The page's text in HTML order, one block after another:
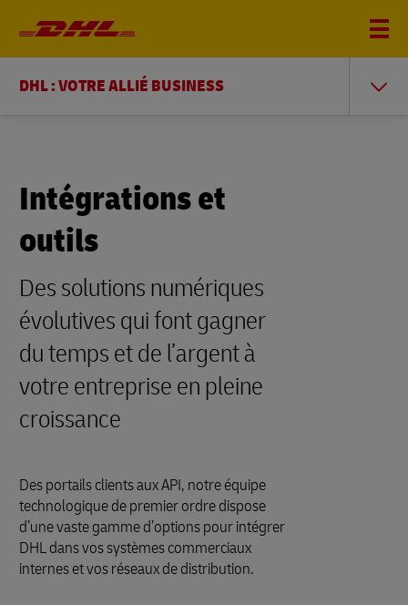
DHL : VOTRE ALLIÉ BUSINESS
Intégrations et
outils
Des solutions numériques
évolutives qui font gagner
du temps et de l’argent à
votre entreprise en pleine
croissance
Des portails clients aux API, notre équipe
technologique de premier ordre dispose
d’une vaste gamme d’options pour intégrer
DHL dans vos systèmes commerciaux
internes et vos réseaux de distribution.